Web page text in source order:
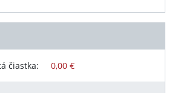
čiastka: 0,00 €